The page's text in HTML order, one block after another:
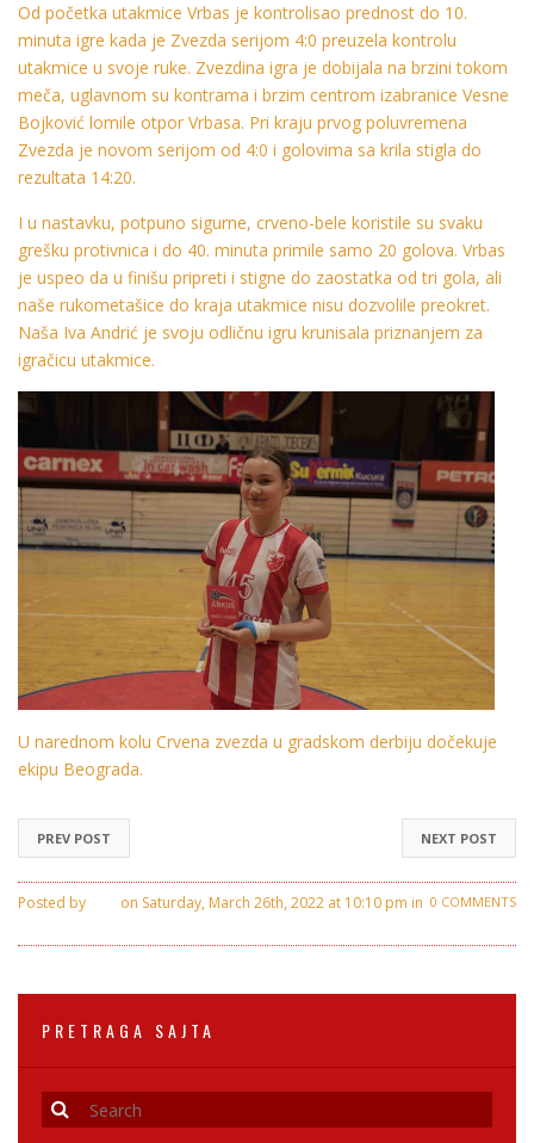
Od početka utakmice Vrbas je kontrolisao prednost do 10.
minuta igre kada je Zvezda serijom 4:0 preuzela kontrolu
utakmice u svoje ruke. Zvezdina igra je dobijala na brzini tokom
meča, uglavnom su kontrama i brzim centrom izabranice Vesne
Bojković lomile otpor Vrbasa. Pri kraju prvog poluvremena
Zvezda je novom serijom od 4:0 i golovima sa krila stigla do
rezultata 14:20.
I u nastavku, potpuno sigurne, crveno-bele koristile su svaku
grešku protivnica i do 40. minuta primile samo 20 golova. Vrbas
je uspeo da u finišu pripreti i stigne do zaostatka od tri gola, ali
naše rukometašice do kraja utakmice nisu dozvolile preokret.
Naša Iva Andrić je svoju odličnu igru krunisala priznanjem za
igračicu utakmice.
U narednom kolu Crvena zvezda u gradskom derbiju dočekuje
ekipu Beograda.
NEXT POST
PREV POST
0 COMMENTS
Posted by
on Saturday, March 26th, 2022 at 10:10 pm in
PRETRAGA SAJTA